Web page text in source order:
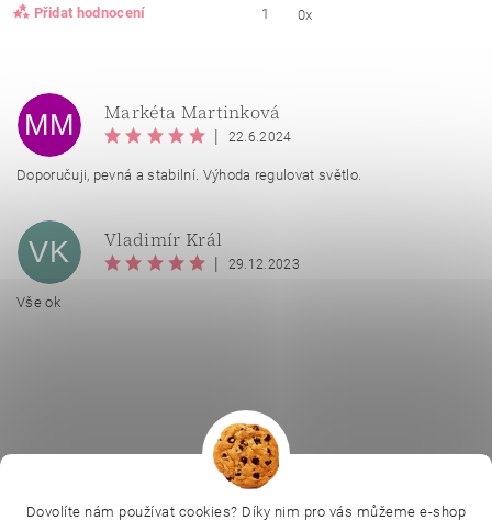
Přidat hodnocení
1
0x
MM Markéta Martinková
22.6.2024
Doporučuji, pevná a stabilní. Výhoda regulovat světlo.
VK Vladimír Král
29.12.2023
Vše ok
L.C.P. Paris |
Online kosmetické kurzy | Kozmetickyobchod.sk
Dovolíte nám používat cookies? Díky nim pro vás můžeme e-shop